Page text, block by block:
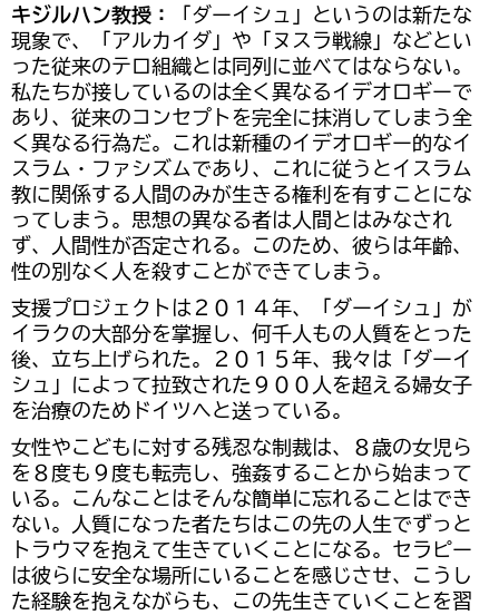
キジルハン教授：
「ダーイシュ」というのは新たな
現象で、「アルカイダ」や「ヌスラ戦線」などとい
った従来のテロ組織とは同列に並べてはならない。
私たちが接しているのは全く異なるイデオロギーで
あり、従来のコンセプトを完全に抹消してしまう全
く異なる行為だ。これは新種のイデオロギー的なイ
スラム・ファシズムであり、これに従うとイスラム
教に関係する人間のみが生きる権利を有すことにな
ってしまう。思想の異なる者は人間とはみなされ
ず、人間性が否定される。このため、彼らは年齢、
性の別なく人を殺すことができてしまう。
支援プロジェクトは２０１４年、「ダーイシュ」が
イラクの大部分を掌握し、何千人もの人質をとった
後、立ち上げられた。２０１５年、我々は「ダーイ
シュ」によって拉致された９００人を超える婦女子
を治療のためドイツへと送っている。
女性やこどもに対する残忍な制裁は、８歳の女児ら
を８度も９度も転売し、強姦することから始まって
いる。こんなことはそんな簡単に忘れることはでき
ない。人質になった者たちはこの先の人生でずっと
トラウマを抱えて生きていくことになる。セラピー
は彼らに安全な場所にいることを感じさせ、こうし
た経験を抱えながらも、この先生きていくことを習